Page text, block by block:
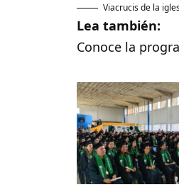
Viacrucis de la
Lea también:
Conoce la